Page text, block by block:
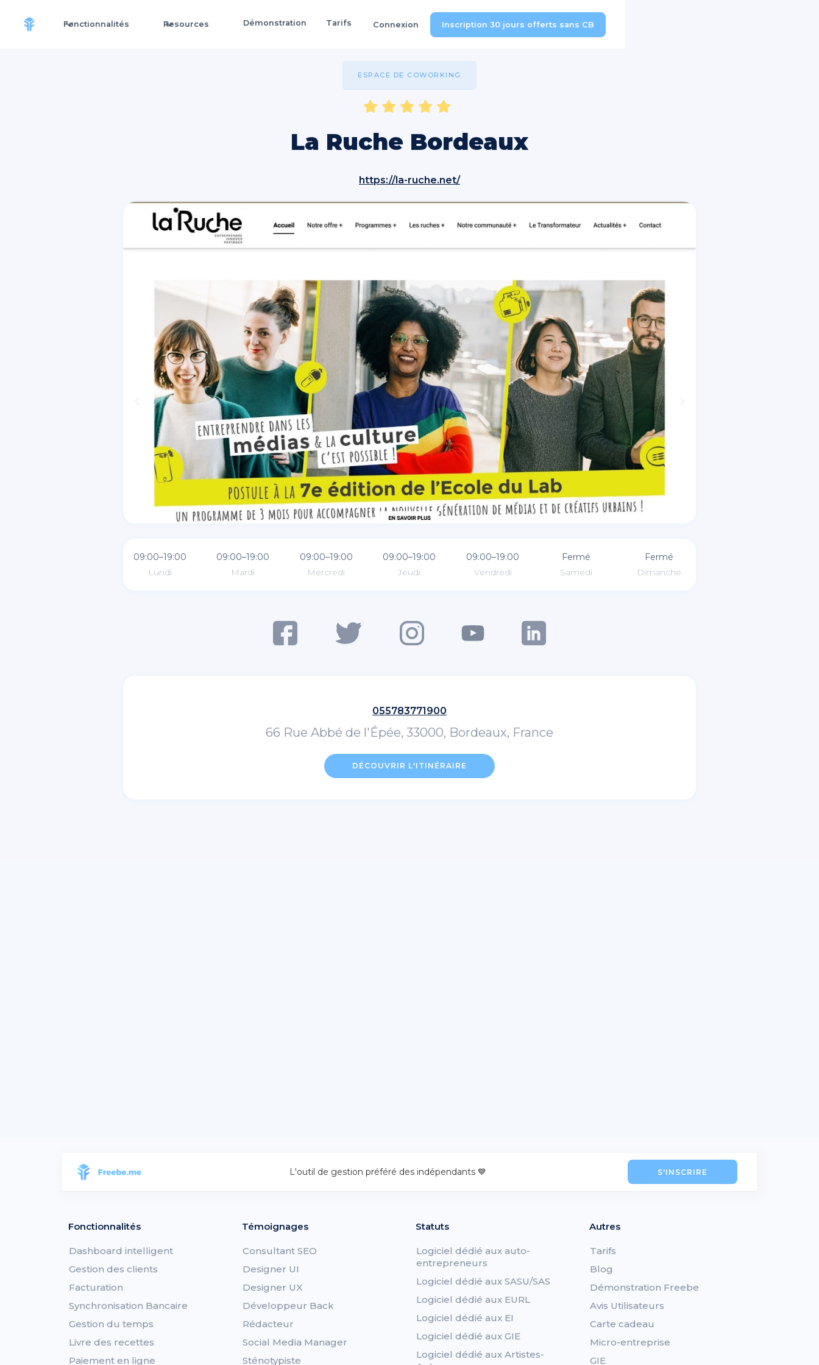
Fonctionnalités Resources Démonstration Tarifs Connexion Inscription 30 jours offerts sans CB
ESPACE DE COWORKING
La Ruche Bordeaux
https://la-ruche.net/
09:00–19:00 09:00–19:00 09:00–19:00 09:00–19:00 09:00–19:00 Fermé
Fermé
Lundi
Mardi Mercredi Jeudi Vendredi Samedi Dimanche
055783771900
66 Rue Abbé de l'Épée, 33000, Bordeaux, France
DÉCOUVRIR L'ITINÉRAIRE
L'outil de gestion préféré des indépendants 💙 S'INSCRIRE
Fonctionnalités
Dashboard intelligent
Gestion des clients
Facturation
Synchronisation Bancaire
Gestion du temps
Livre des recettes
Paiement en ligne
Témoignages
Consultant SEO
Designer UI
Designer UX
Développeur Back
Rédacteur
Social Media Manager
Sténotypiste
Statuts
Logiciel dédié aux auto-
entrepreneurs
Logiciel dédié aux SASU/SAS
Logiciel dédié aux EURL
Logiciel dédié aux EI
Logiciel dédié aux GIE
Logiciel dédié aux Artistes-
Autres
Tarifs
Blog
Démonstration Freebe
Avis Utilisateurs
Carte cadeau
Micro-entreprise
GIE